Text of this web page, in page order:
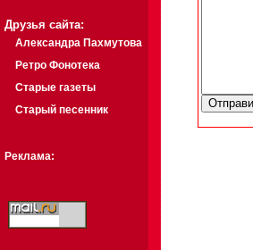
Друзья сайта:
Александра Пахмутова
Ретро Фонотека
Старые газеты
Старый песенник
Реклама: